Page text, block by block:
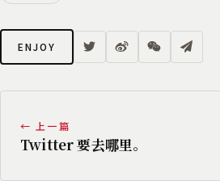
ENJOY
← 上一篇
Twitter 要去哪里。